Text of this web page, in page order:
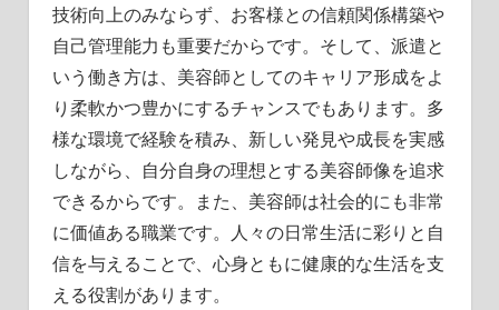
技術向上のみならず、お客様との信頼関係構築や
自己管理能力も重要だからです。そして、派遣と
いう働き方は、美容師としてのキャリア形成をよ
り柔軟かつ豊かにするチャンスでもあります。多
様な環境で経験を積み、新しい発見や成長を実感
しながら、自分自身の理想とする美容師像を追求
できるからです。また、美容師は社会的にも非常
に価値ある職業です。人々の日常生活に彩りと自
信を与えることで、心身ともに健康的な生活を支
える役割があります。